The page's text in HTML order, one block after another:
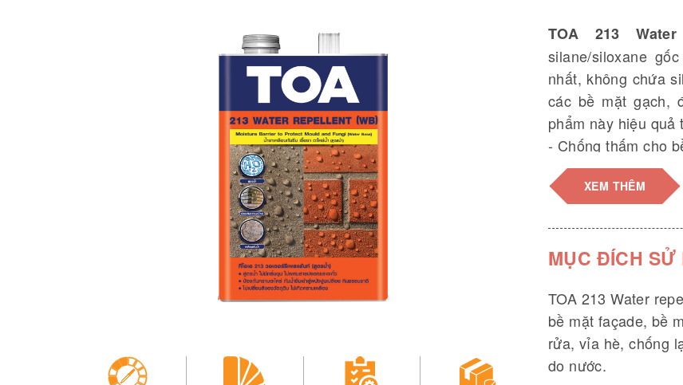
TOA 213
silane/siloxane
nhất, không chứa
các bề mặt gạch,
phẩm này hiệu
- Chống thấm cho
- Ngăn chặn bụi
mới.
Đóng gói:1 gallon,
XEM THÊM
MỤC ĐÍCH SỬ
TOA 213 Water
bề mặt façade, bề
rửa, vỉa hè, chống
do nước.